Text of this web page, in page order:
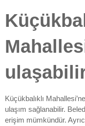
Küçükbalıklı
ulaşım sağlanabilir.
erişim mümkündür.